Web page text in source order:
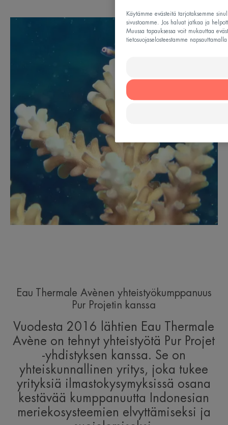
Eau Thermale Avènen yhteistyökumppanuus
Pur Projetin kanssa
Vuodesta 2016 lähtien Eau Thermale
Avène on tehnyt yhteistyötä Pur Projet
-yhdistyksen kanssa. Se on
yhteiskunnallinen yritys, joka tukee
yrityksiä ilmastokysymyksissä osana
kestävää kumppanuutta Indonesian
meriekosysteemien elvyttämiseksi ja
Käytämme evästeitä tarjotaksemme
sivustoamme. Jos haluat jatkaa ja
Muussa tapauksessa voit mukauttaa
tietosuojaselosteestamme